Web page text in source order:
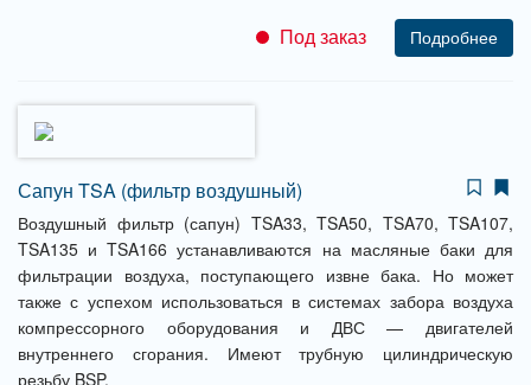
Под заказ Подробнее
Сапун TSA (фильтр воздушный)
Воздушный фильтр (сапун) TSA33, TSA50, TSA70, TSA107,
TSA135 и TSA166 устанавливаются на масляные баки для
фильтрации воздуха, поступающего извне бака. Но может
также с успехом использоваться в системах забора воздуха
компрессорного оборудования и ДВС — двигателей
внутреннего сгорания. Имеют трубную цилиндрическую
резьбу BSP.